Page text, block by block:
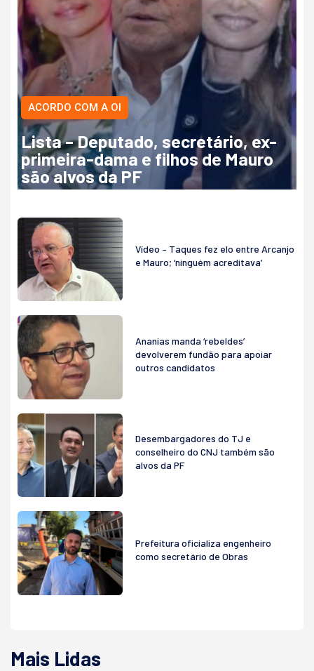
ACORDO COM A OI
Lista – Deputado, secretário, ex-
primeira-dama e filhos de Mauro
são alvos da PF
Vídeo – Taques fez elo entre Arcanjo
e Mauro; ‘ninguém acreditava’
Ananias manda ‘rebeldes’
devolverem fundão para apoiar
outros candidatos
Desembargadores do TJ e
conselheiro do CNJ também são
alvos da PF
Prefeitura oficializa engenheiro
como secretário de Obras
Mais Lidas